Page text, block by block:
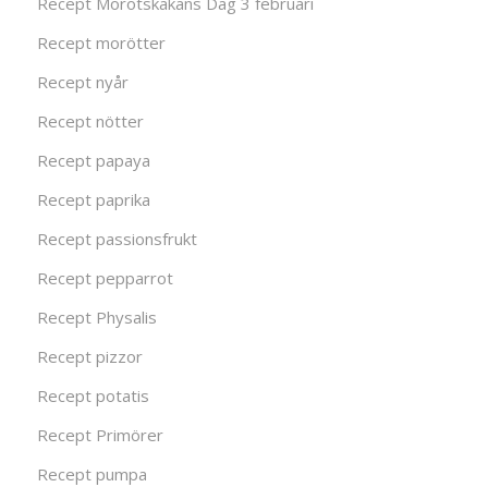
Recept morötter
Recept nyår
Recept nötter
Recept papaya
Recept paprika
Recept passionsfrukt
Recept pepparrot
Recept Physalis
Recept pizzor
Recept potatis
Recept Primörer
Recept pumpa